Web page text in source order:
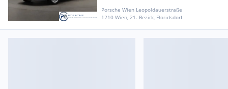
Porsche Wien Leopoldauerstraße
1210 Wien, 21. Bezirk, Floridsdorf